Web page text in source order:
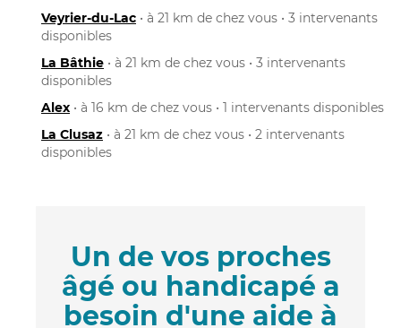
Veyrier-du-Lac • à 21 km de chez vous • 3 intervenants
disponibles
La Bâthie • à 21 km de chez vous • 3 intervenants
disponibles
Alex • à 16 km de chez vous • 1 intervenants disponibles
La Clusaz • à 21 km de chez vous • 2 intervenants
disponibles
Un de vos proches
âgé ou handicapé a
besoin d'une aide à